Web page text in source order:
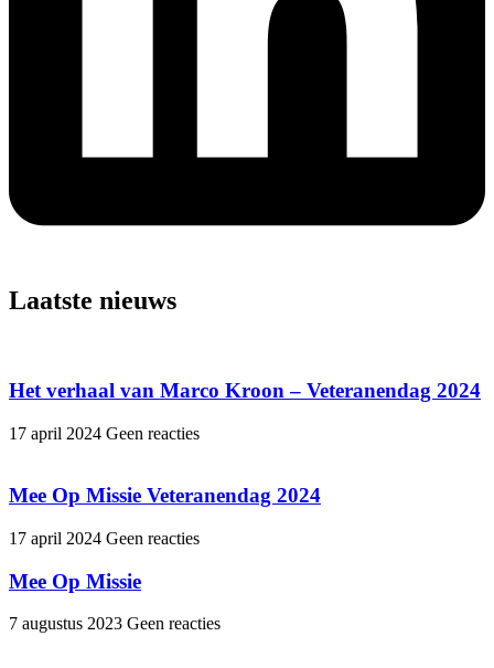
Laatste nieuws
Het verhaal van Marco Kroon – Veteranendag 2024
17 april 2024 Geen reacties
Mee Op Missie Veteranendag 2024
17 april 2024 Geen reacties
Mee Op Missie
7 augustus 2023 Geen reacties